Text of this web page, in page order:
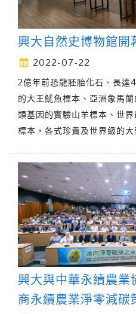
興大自然史博物館開
2022-07-22
2億年前恐龍胚胎化石、長達
的大王魷魚標本、亞洲象馬
類基因的實驗山羊標本、世
標本，各式珍貴及世界級的大
興大與中華永續農業
商永續農業淨零減碳